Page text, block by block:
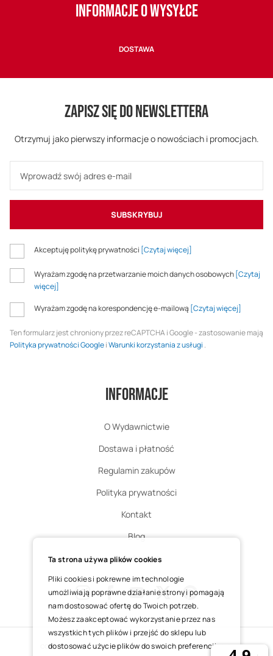
INFORMACJE O WYSYŁCE
DOSTAWA
ZAPISZ SIĘ DO NEWSLETTERA
Otrzymuj jako pierwszy informacje o nowościach i promocjach.
SUBSKRYBUJ
Akceptuję politykę prywatności [Czytaj więcej]
Wyrażam zgodę na przetwarzanie moich danych osobowych[Czytaj
więcej]
Wyrażam zgodę na korespondencję e-mailową [Czytaj więcej]
Ten formularz jest chroniony przez reCAPTCHA i Google - zastosowanie mają
Polityka prywatności GoogleiWarunki korzystania z usługi .
Informacje
O Wydawnictwie
Dostawa i płatność
Regulamin zakupów
Polityka prywatności
Kontakt
Blog
Zgłoś zwrot
InstagramFacebookYoutube
X Pinterest
COPYRIGHT © 2025 ŚWIĘTY WOJCIECH DOM MEDIALNY SP. Z O.O.
Ta strona używa plików cookies
Pliki cookies i pokrewne im technologie
umożliwiają poprawne działanie strony i pomagają
nam dostosować ofertę do Twoich potrzeb.
Możesz zaakceptować wykorzystanie przez nas
wszystkich tych plików i przejść do sklepu lub
dostosować użycie plików do swoich preferencji,